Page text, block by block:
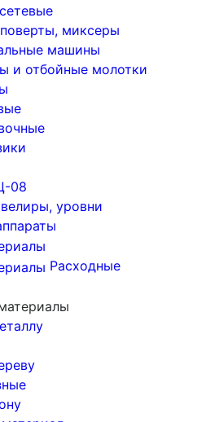
миксеры
машины
и отбойные молотки
08
уровни
Расходные